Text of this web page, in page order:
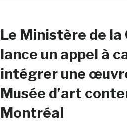
Le Ministère de la
lance un appel à
intégrer une
Musée d’art
Montréal